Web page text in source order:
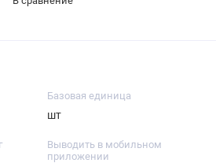
Базовая единица
шт
Выводить в мобильном
приложении